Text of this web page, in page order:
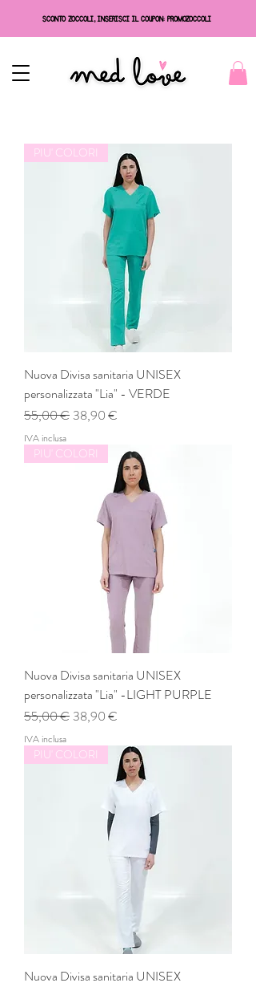
SCONTO ZOCCOLI, INSERISCI IL COUPON: PROMOZOCCOLI
PIU' COLORI
Nuova Divisa sanitaria UNISEX
personalizzata "Lia" - VERDE
Prezzo regolare
55,00 € Prezzo scontato
38,90 €
IVA inclusa
PIU' COLORI
Nuova Divisa sanitaria UNISEX
personalizzata "Lia" -LIGHT PURPLE
Prezzo regolare
55,00 € Prezzo scontato
38,90 €
IVA inclusa
PIU' COLORI
Nuova Divisa sanitaria UNISEX